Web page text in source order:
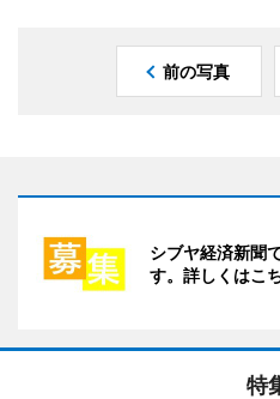
前の写真
シブヤ経済新聞
す。詳しくはこ
特